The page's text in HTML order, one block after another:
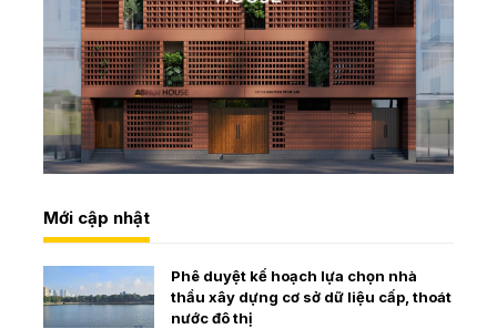
Mới cập nhật
Phê duyệt kế hoạch lựa chọn nhà
thầu xây dựng cơ sở dữ liệu cấp, thoát
nước đô thị